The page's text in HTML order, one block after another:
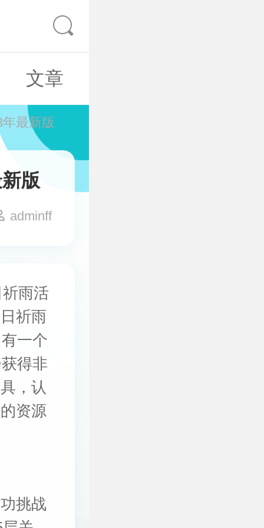
文章
最新版
版
adminff
雨活
祈雨
一个
得非
，认
资源
挑战